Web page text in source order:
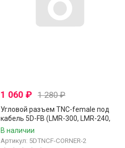
1 060 ₽ 1 280₽
Угловой разъем TNC-female под
кабель 5D-FB (LMR-300, LMR-240,
RG-8X), 50 Ом, обжимной под
пайку, 2 шт.
В наличии
Артикул: 5DTNCF-CORNER-2